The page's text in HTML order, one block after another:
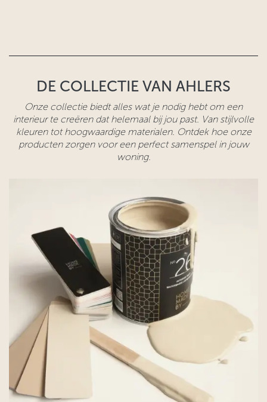
DE COLLECTIE VAN AHLERS
Onze collectie biedt alles wat je nodig hebt om een
interieur te creëren dat helemaal bij jou past. Van stijlvolle
kleuren tot hoogwaardige materialen. Ontdek hoe onze
producten zorgen voor een perfect samenspel in jouw
woning.